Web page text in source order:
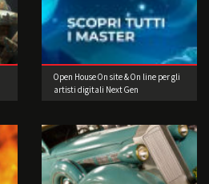
Open House On site & On line per gli
artisti digitali Next Gen